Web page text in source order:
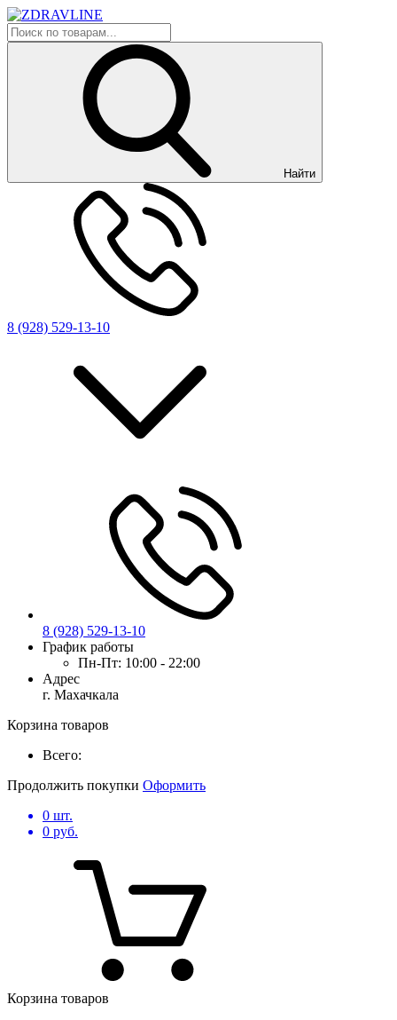
Найти
8 (928) 529-13-10
8 (928) 529-13-10
График работы
Пн-Пт: 10:00 - 22:00
Адрес
г. Махачкала
Корзина товаров
Всего:
Продолжить покупки Оформить
0 шт.
0 руб.
Корзина товаров